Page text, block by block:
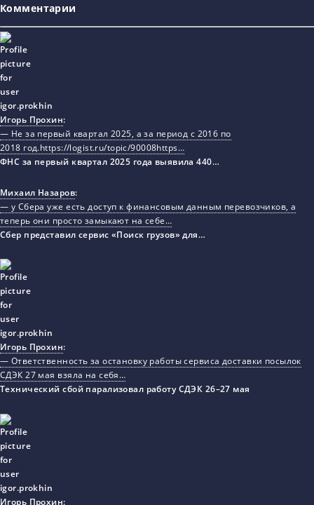
Комментарии
Игорь Прохин:
— Не за первый квартал 2025, а за период с 2016 по
2018 год.https://logist.ru/topic/90008https…
ФНС за первый квартал 2025 года выявила 440…
Михаил Назаров:
— у Сбера уже есть доступ к финансовым данным перевозчиков, а
теперь они просто замыкают на себе…
Сбер представил сервис «Поиск грузов» для…
Игорь Прохин:
— Ответственность за остановку работы сервиса доставки посылок
СДЭК 27 мая взяла на себя…
Технический сбой парализовал работу СДЭК 26–27 мая
Игорь Прохин: